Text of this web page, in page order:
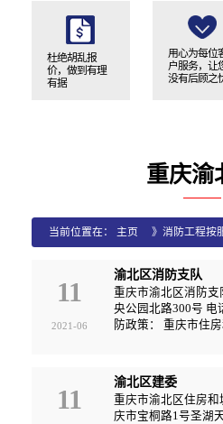
杜绝胡乱报
价，做到有理
有据
用心为每位
户服务，让
没有后顾之
重庆渝
当前位置在： 主页 》 消防工程按
11
2021-06
渝北区消防支队
重庆市渝北区消防支
央公园北路300号 电
防政策： 重庆市住
11
渝北区建委
重庆市渝北区住房和
庆市宝桐路1号圣湖